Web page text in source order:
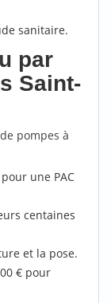
sanitaire.
par
Saint-
pompes à
une PAC
centaines
et la pose.
€ pour